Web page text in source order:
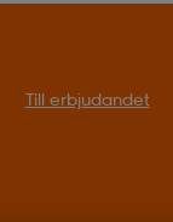
Till erbjudandet